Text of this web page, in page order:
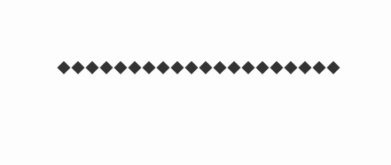
◆◆◆◆◆◆◆◆◆◆◆◆◆◆◆◆◆◆◆◆